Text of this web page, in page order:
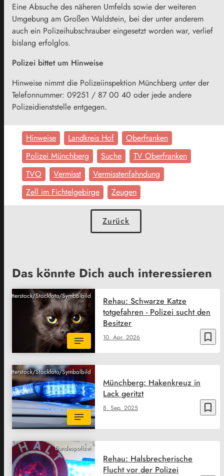
Eine Absuche des näheren Umfelds sowie der weiteren
Umgebung am Großen Waldstein, bei der unter anderem
auch ein Polizeihubschrauber eingesetzt worden war, verlief
bislang erfolglos.
Polizei bittet um Hinweise
Hinweise nimmt die Polizeiinspektion Münchberg unter der
Telefonnummer: 09251 / 87 00 40 oder jede andere
Polizeidienststelle entgegen.
Hinweise Landkreis Hof
Oberfranken
Polizei Münchberg
Suche
TV Oberfranken
TVO
Vermisst
Vermisstenfahndung
Zell im Fichtelgebirge
Zeugen
Zurück
Das könnte Dich auch interessieren
Shutterstock/Stockfoto/Symbolbild
bookmark_border
10. Apr. 2026
Rehau: Schwarze Katze
totgefahren - Polizei sucht den
Besitzer
Shutterstock/Stockfoto/Symbolbild
bookmark_border
8. Sep. 2025
Münchberg: Hakenkreuz in
Lack geritzt
Bundespolizei
Rehau: Halsbrecherische
Flucht vor der Polizei